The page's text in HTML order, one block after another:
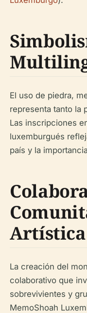
El uso de piedra,
representa tanto la
Las inscripciones
luxemburgués
país y la
Artística
La creación del
colaborativo que
sobrevivientes y
MemoShoah